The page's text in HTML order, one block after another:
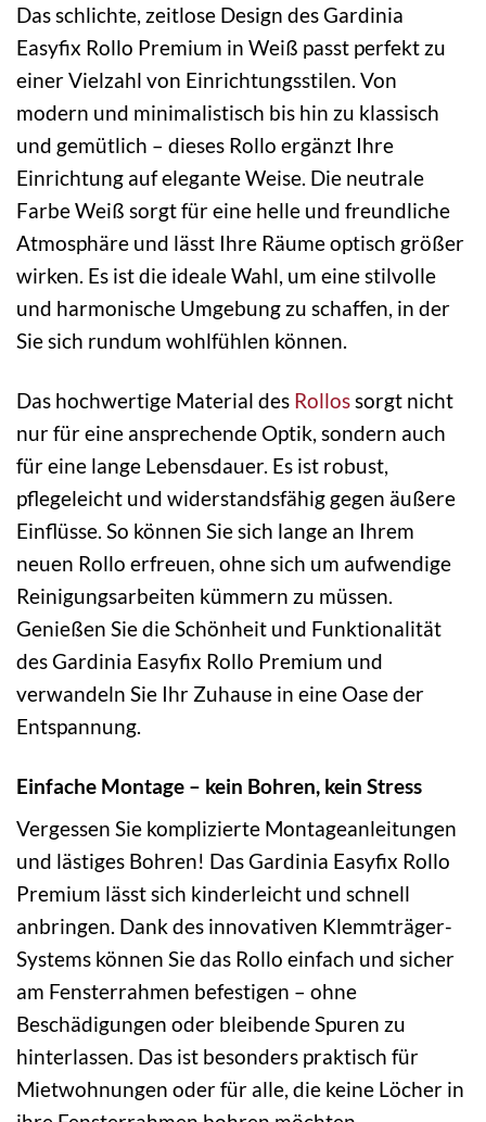
Das schlichte, zeitlose Design des Gardinia
Easyfix Rollo Premium in Weiß passt perfekt zu
einer Vielzahl von Einrichtungsstilen. Von
modern und minimalistisch bis hin zu klassisch
und gemütlich – dieses Rollo ergänzt Ihre
Einrichtung auf elegante Weise. Die neutrale
Farbe Weiß sorgt für eine helle und freundliche
Atmosphäre und lässt Ihre Räume optisch größer
wirken. Es ist die ideale Wahl, um eine stilvolle
und harmonische Umgebung zu schaffen, in der
Sie sich rundum wohlfühlen können.
Das hochwertige Material des Rollos sorgt nicht
nur für eine ansprechende Optik, sondern auch
für eine lange Lebensdauer. Es ist robust,
pflegeleicht und widerstandsfähig gegen äußere
Einflüsse. So können Sie sich lange an Ihrem
neuen Rollo erfreuen, ohne sich um aufwendige
Reinigungsarbeiten kümmern zu müssen.
Genießen Sie die Schönheit und Funktionalität
des Gardinia Easyfix Rollo Premium und
verwandeln Sie Ihr Zuhause in eine Oase der
Entspannung.
Einfache Montage – kein Bohren, kein Stress
Vergessen Sie komplizierte Montageanleitungen
und lästiges Bohren! Das Gardinia Easyfix Rollo
Premium lässt sich kinderleicht und schnell
anbringen. Dank des innovativen Klemmträger-
Systems können Sie das Rollo einfach und sicher
am Fensterrahmen befestigen – ohne
Beschädigungen oder bleibende Spuren zu
hinterlassen. Das ist besonders praktisch für
Mietwohnungen oder für alle, die keine Löcher in